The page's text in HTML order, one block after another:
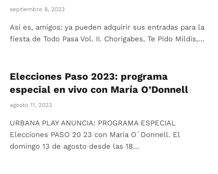
septiembre 8, 2023
Así es, amigos: ya pueden adquirir sus entradas para la
fiesta de Todo Pasa Vol. II. Chorigabes, Te Pido Mildis,…
Elecciones Paso 2023: programa
especial en vivo con María O’Donnell
agosto 11, 2023
URBANA PLAY ANUNCIA: PROGRAMA ESPECIAL
Elecciones PASO 20 23 con María O´Donnell. El
domingo 13 de agosto desde las 18…